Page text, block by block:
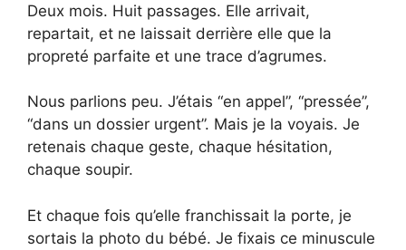
Deux mois. Huit passages. Elle arrivait,
repartait, et ne laissait derrière elle que la
propreté parfaite et une trace d’agrumes.
Nous parlions peu. J’étais “en appel”, “pressée”,
“dans un dossier urgent”. Mais je la voyais. Je
retenais chaque geste, chaque hésitation,
chaque soupir.
Et chaque fois qu’elle franchissait la porte, je
sortais la photo du bébé. Je fixais ce minuscule